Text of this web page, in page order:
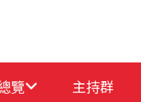
覽 主持群